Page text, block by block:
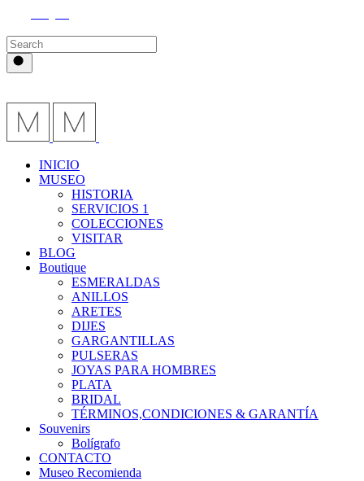
INICIO
MUSEO
HISTORIA
SERVICIOS 1
COLECCIONES
VISITAR
BLOG
Boutique
ESMERALDAS
ANILLOS
ARETES
DIJES
GARGANTILLAS
PULSERAS
JOYAS PARA HOMBRES
PLATA
BRIDAL
TÉRMINOS,CONDICIONES & GARANTÍA
Souvenirs
Bolígrafo
CONTACTO
Museo Recomienda